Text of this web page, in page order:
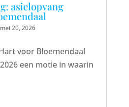
asielopvang
mei 20, 2026
voor Bloemendaal
een motie in waarin